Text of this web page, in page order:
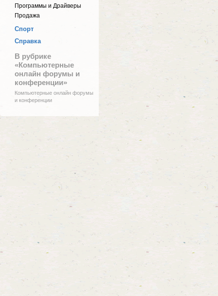
Программы и Драйверы
Продажа
Спорт
Справка
В рубрике
«Компьютерные
онлайн форумы и
конференции»
Компьютерные онлайн форумы
и конференции